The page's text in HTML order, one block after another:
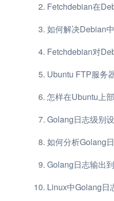
Fetchdebian在
如何解决Debian
Fetchdebian对
Ubuntu FTP服务
怎样在Ubuntu上
Golang日志级别
如何分析Golang
Golang日志输出
Linux中Golang日